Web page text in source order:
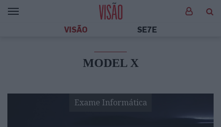
VISÃO SE7E
MODEL X
Exame Informática